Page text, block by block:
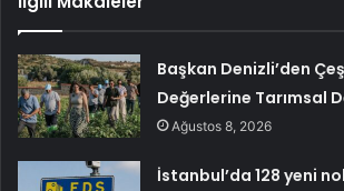
Başkan Denizli’den
Değerlerine Tarımsal
Ağustos 8, 2026
İstanbul’da 128 yeni